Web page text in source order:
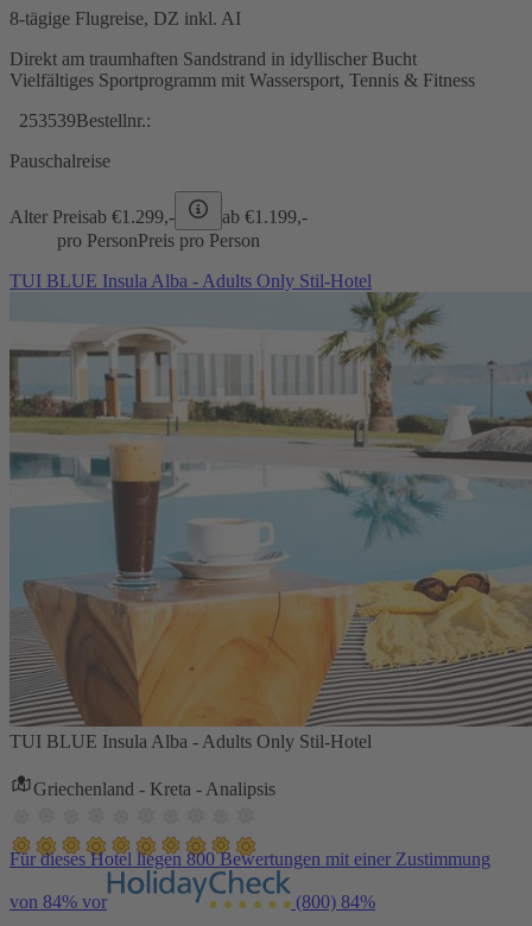
8-tägige Flugreise, DZ inkl. AI
Direkt am traumhaften Sandstrand in idyllischer Bucht
Vielfältiges Sportprogramm mit Wassersport, Tennis & Fitness
253539Bestellnr.:
Pauschalreise
Alter Preisab €1.299,- ab €1.199,-
pro PersonPreis pro Person
TUI BLUE Insula Alba - Adults Only Stil-Hotel
TUI BLUE Insula Alba - Adults Only Stil-Hotel
Griechenland - Kreta - Analipsis
Für dieses Hotel liegen 800 Bewertungen mit einer Zustimmung
von 84% vor (800) 84%